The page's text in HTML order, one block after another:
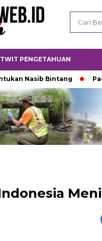
TWIT PENGETAHUAN
Bintang Padamnya